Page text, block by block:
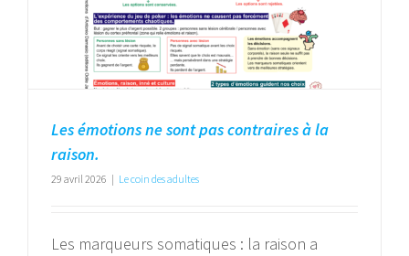
Les émotions ne sont pas contraires à la
raison.
29 avril 2026 | Le coin des adultes
Les marqueurs somatiques : la raison a